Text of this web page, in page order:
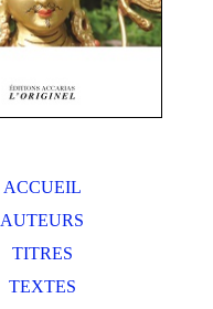
ACCUEIL
AUTEURS
TITRES
TEXTES